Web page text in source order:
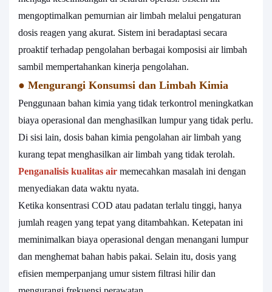
mengoptimalkan pemurnian air limbah melalui pengaturan
dosis reagen yang akurat. Sistem ini beradaptasi secara
proaktif terhadap pengolahan berbagai komposisi air limbah
sambil mempertahankan kinerja pengolahan.
● Mengurangi Konsumsi dan Limbah Kimia
Penggunaan bahan kimia yang tidak terkontrol meningkatkan
biaya operasional dan menghasilkan lumpur yang tidak perlu.
Di sisi lain, dosis bahan kimia pengolahan air limbah yang
kurang tepat menghasilkan air limbah yang tidak terolah.
Penganalisis kualitas air memecahkan masalah ini dengan
menyediakan data waktu nyata.
Ketika konsentrasi COD atau padatan terlalu tinggi, hanya
jumlah reagen yang tepat yang ditambahkan. Ketepatan ini
meminimalkan biaya operasional dengan menangani lumpur
dan menghemat bahan habis pakai. Selain itu, dosis yang
efisien memperpanjang umur sistem filtrasi hilir dan